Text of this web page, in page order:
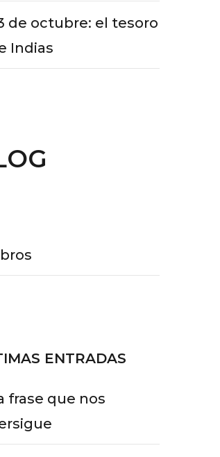
de octubre: el tesoro
Indias
ENTRADAS
frase que nos